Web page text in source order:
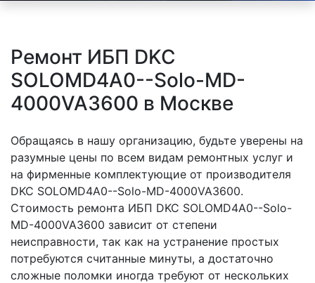
Ремонт ИБП DKC
SOLOMD4A0--Solo-MD-
4000VA3600 в Москве
Обращаясь в нашу организацию, будьте уверены на
разумные цены по всем видам ремонтных услуг и
на фирменные комплектующие от производителя
DKC SOLOMD4A0--Solo-MD-4000VA3600.
Стоимость ремонта ИБП DKC SOLOMD4A0--Solo-
MD-4000VA3600 зависит от степени
неисправности, так как на устранение простых
потребуются считанные минуты, а достаточно
сложные поломки иногда требуют от нескольких